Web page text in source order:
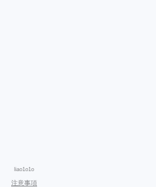
liao1o1o
注意事項